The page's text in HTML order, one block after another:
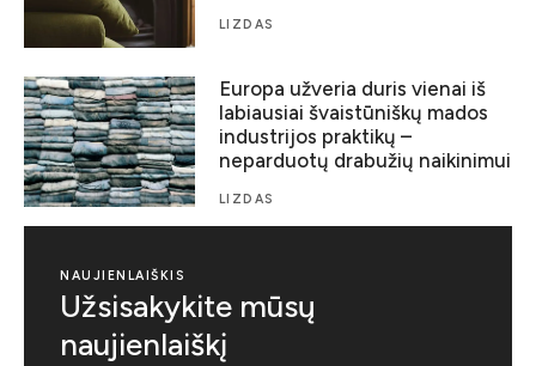
LIZDAS
Europa užveria duris vienai iš
labiausiai švaistūniškų mados
industrijos praktikų –
neparduotų drabužių naikinimui
LIZDAS
NAUJIENLAIŠKIS
Užsisakykite mūsų
naujienlaiškį